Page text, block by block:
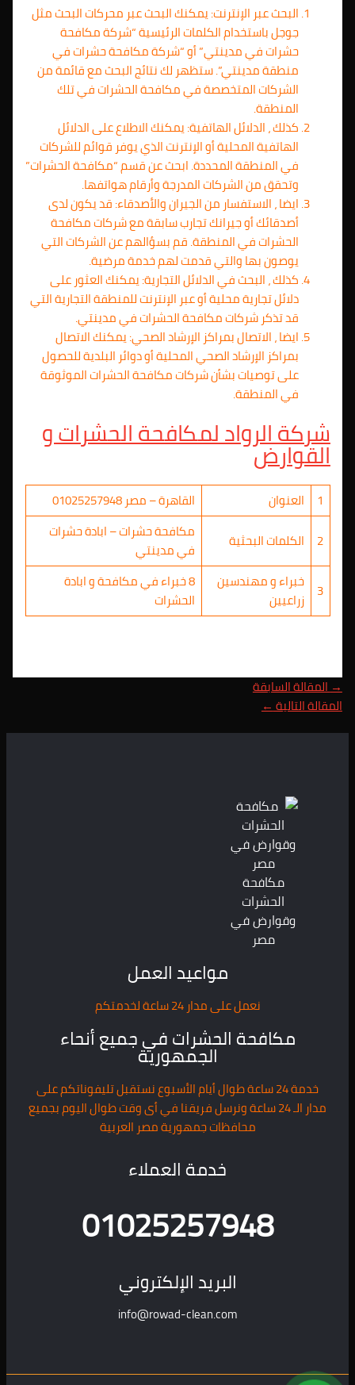
البحث عبر الإنترنت: يمكنك البحث عبر محركات البحث مثل
جوجل باستخدام الكلمات الرئيسية “شركة مكافحة
حشرات في مدينتي” أو “شركة مكافحة حشرات في
منطقة مدينتي”. ستظهر لك نتائج البحث مع قائمة من
الشركات المتخصصة في مكافحة الحشرات في تلك
المنطقة.
كذلك ، الدلائل الهاتفية: يمكنك الاطلاع على الدلائل
الهاتفية المحلية أو الإنترنت الذي يوفر قوائم للشركات
في المنطقة المحددة. ابحث عن قسم “مكافحة الحشرات”
وتحقق من الشركات المدرجة وأرقام هواتفها.
ايضا ، الاستفسار من الجيران والأصدقاء: قد يكون لدى
أصدقائك أو جيرانك تجارب سابقة مع شركات مكافحة
الحشرات في المنطقة. قم بسؤالهم عن الشركات التي
يوصون بها والتي قدمت لهم خدمة مرضية.
كذلك ، البحث في الدلائل التجارية: يمكنك العثور على
دلائل تجارية محلية أو عبر الإنترنت للمنطقة التجارية التي
قد تذكر شركات مكافحة الحشرات في مدينتي.
ايضا ، الاتصال بمراكز الإرشاد الصحي: يمكنك الاتصال
بمراكز الإرشاد الصحي المحلية أو دوائر البلدية للحصول
على توصيات بشأن شركات مكافحة الحشرات الموثوقة
في المنطقة.
شركة الرواد لمكافحة الحشرات و
القوارض
1 العنوان
القاهرة – مصر 01025257948
2
الكلمات البحثية
مكافحة حشرات – ابادة حشرات
في مدينتي
3 خبراء و مهندسين
زراعيين
8 خبراء في مكافحة و ابادة
الحشرات
→المقالة السابقة
المقالة التالية←
مكافحة
الحشرات
وقوارض في
مصر
مواعيد العمل
نعمل على مدار 24 ساعة لخدمتكم
مكافحة الحشرات في جميع أنحاء
الجمهورية
خدمة 24 ساعة طوال أيام الأسبوع نستقبل تليفوناتكم على
مدار الـ 24 ساعة ونرسل فريقنا في أى وقت طوال اليوم بجميع
محافظات جمهورية مصر العربية
خدمة العملاء
01025257948
البريد الإلكتروني
info@rowad-clean.com